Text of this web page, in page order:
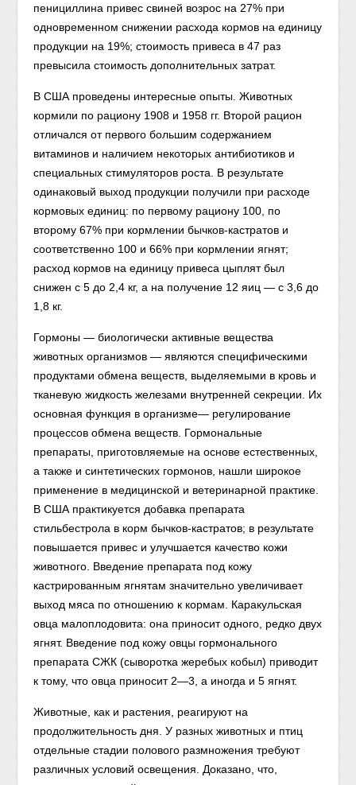
пенициллина привес свиней возрос на 27% при
одновременном снижении расхода кормов на единицу
продукции на 19%; стоимость привеса в 47 раз
превысила стоимость дополнительных затрат.
В США проведены интересные опыты. Животных
кормили по рациону 1908 и 1958 гг. Второй рацион
отличался от первого большим содержанием
витаминов и наличием некоторых антибиотиков и
специальных стимуляторов роста. В результате
одинаковый выход продукции получили при расходе
кормовых единиц: по первому рациону 100, по
второму 67% при кормлении бычков-кастратов и
соответственно 100 и 66% при кормлении ягнят;
расход кормов на единицу привеса цыплят был
снижен с 5 до 2,4 кг, а на получение 12 яиц — с 3,6 до
1,8 кг.
Гормоны — биологически активные вещества
животных организмов — являются специфическими
продуктами обмена веществ, выделяемыми в кровь и
тканевую жидкость железами внутренней секреции. Их
основная функция в организме— регулирование
процессов обмена веществ. Гормональные
препараты, приготовляемые на основе естественных,
а также и синтетических гормонов, нашли широкое
применение в медицинской и ветеринарной практике.
В США практикуется добавка препарата
стильбестрола в корм бычков-кастратов; в результате
повышается привес и улучшается качество кожи
животного. Введение препарата под кожу
кастрированным ягнятам значительно увеличивает
выход мяса по отношению к кормам. Каракульская
овца малоплодовита: она приносит одного, редко двух
ягнят. Введение под кожу овцы гормонального
препарата СЖК (сыворотка жеребых кобыл) приводит
к тому, что овца приносит 2—3, а иногда и 5 ягнят.
Животные, как и растения, реагируют на
продолжительность дня. У разных животных и птиц
отдельные стадии полового размножения требуют
различных условий освещения. Доказано, что,